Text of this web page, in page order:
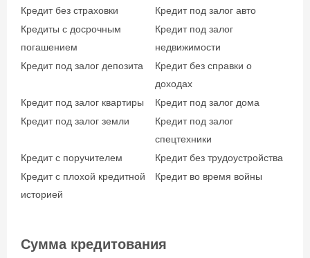
Кредит без страховки
Кредит под залог авто
Кредиты с досрочным
погашением
Кредит под залог
недвижимости
Кредит под залог депозита
Кредит без справки о
доходах
Кредит под залог квартиры
Кредит под залог дома
Кредит под залог земли
Кредит под залог
спецтехники
Кредит с поручителем
Кредит без трудоустройства
Кредит с плохой кредитной
историей
Кредит во время войны
Сумма кредитования